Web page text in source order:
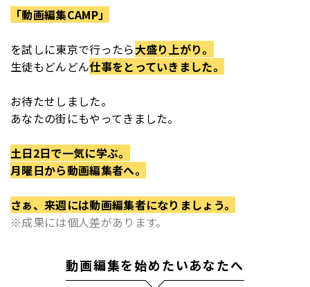
「動画編集CAMP」
を試しに東京で行ったら大盛り上がり。
生徒もどんどん仕事をとっていきました。
お待たせしました。
あなたの街にもやってきました。
土日2日で一気に学ぶ。
月曜日から動画編集者へ。
さぁ、来週には動画編集者になりましょう。
※成果には個人差があります。
動画編集を始めたいあなたへ